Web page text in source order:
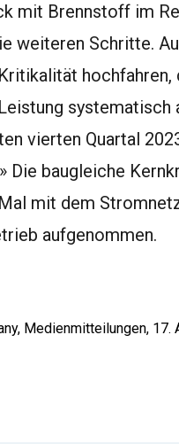
mit Brennstoff im
weiteren Schritte.
systematisch
vierten Quartal
Die baugleiche
mit dem
aufgenommen.
Medienmitteilungen, 17.